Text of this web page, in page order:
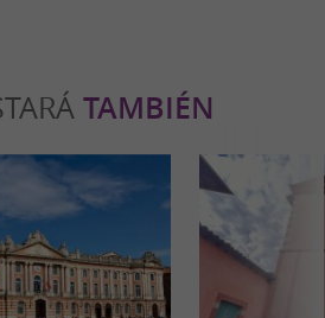
TAMBIÉN